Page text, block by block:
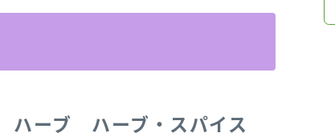
ハーブ
ハーブ・スパイス